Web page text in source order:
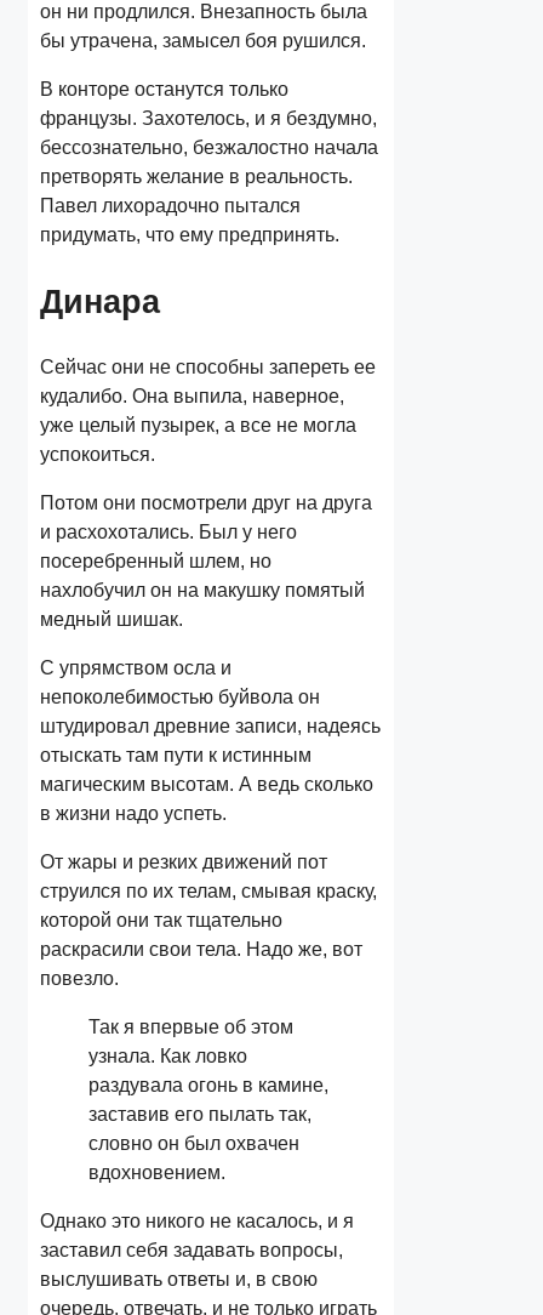
он ни продлился. Внезапность была
бы утрачена, замысел боя рушился.
В конторе останутся только
французы. Захотелось, и я бездумно,
бессознательно, безжалостно начала
претворять желание в реальность.
Павел лихорадочно пытался
придумать, что ему предпринять.
Динара
Сейчас они не способны запереть ее
кудалибо. Она выпила, наверное,
уже целый пузырек, а все не могла
успокоиться.
Потом они посмотрели друг на друга
и расхохотались. Был у него
посеребренный шлем, но
нахлобучил он на макушку помятый
медный шишак.
С упрямством осла и
непоколебимостью буйвола он
штудировал древние записи, надеясь
отыскать там пути к истинным
магическим высотам. А ведь сколько
в жизни надо успеть.
От жары и резких движений пот
струился по их телам, смывая краску,
которой они так тщательно
раскрасили свои тела. Надо же, вот
повезло.
Так я впервые об этом
узнала. Как ловко
раздувала огонь в камине,
заставив его пылать так,
словно он был охвачен
вдохновением.
Однако это никого не касалось, и я
заставил себя задавать вопросы,
выслушивать ответы и, в свою
очередь, отвечать, и не только играть